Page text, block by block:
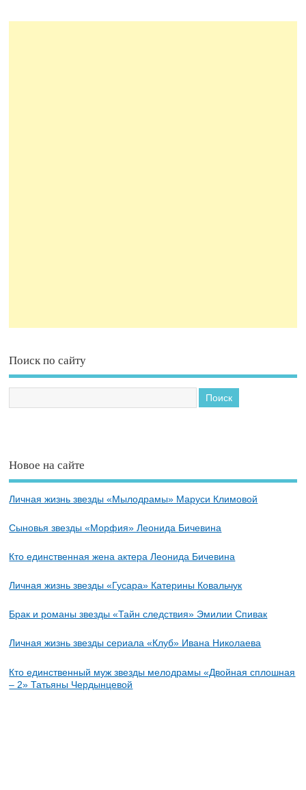
Поиск по сайту
Новое на сайте
Личная жизнь звезды «Мылодрамы» Маруси Климовой
Сыновья звезды «Морфия» Леонида Бичевина
Кто единственная жена актера Леонида Бичевина
Личная жизнь звезды «Гусара» Катерины Ковальчук
Брак и романы звезды «Тайн следствия» Эмилии Спивак
Личная жизнь звезды сериала «Клуб» Ивана Николаева
Кто единственный муж звезды мелодрамы «Двойная сплошная
– 2» Татьяны Чердынцевой